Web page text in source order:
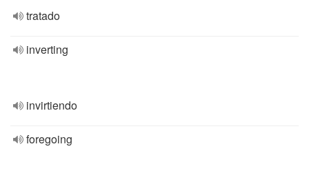
tratado
inverting
invirtiendo
foregoing